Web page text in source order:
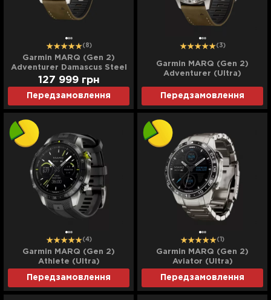
(8)
Garmin MARQ (Gen 2)
Adventurer Damascus Steel
Edition
Передзамовлення
127 999 грн
(3)
Garmin MARQ (Gen 2)
Adventurer (Ultra)
Передзамовлення
(4)
Garmin MARQ (Gen 2)
Athlete (Ultra)
Передзамовлення
(1)
Garmin MARQ (Gen 2)
Aviator (Ultra)
Передзамовлення